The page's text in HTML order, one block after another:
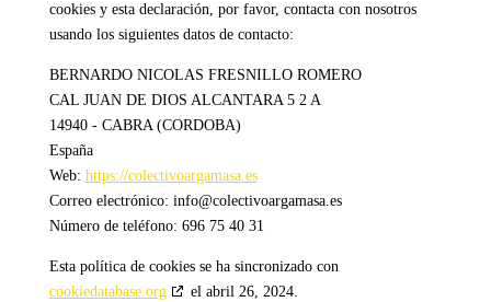
cookies y esta declaración, por favor, contacta con nosotros
usando los siguientes datos de contacto:
BERNARDO NICOLAS FRESNILLO ROMERO
CAL JUAN DE DIOS ALCANTARA 5 2 A
14940 - CABRA (CORDOBA)
España
Web: https://colectivoargamasa.es
Correo electrónico: info@colectivoargamasa.es
Número de teléfono: 696 75 40 31
Esta política de cookies se ha sincronizado con
cookiedatabase.org
el abril 26, 2024.